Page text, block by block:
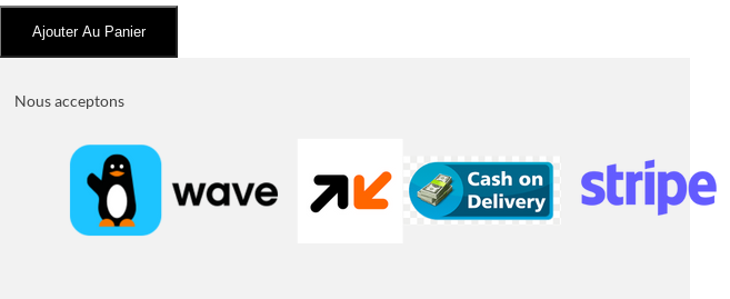
Survetements
HugoAjouter Au Panier
Nous acceptons